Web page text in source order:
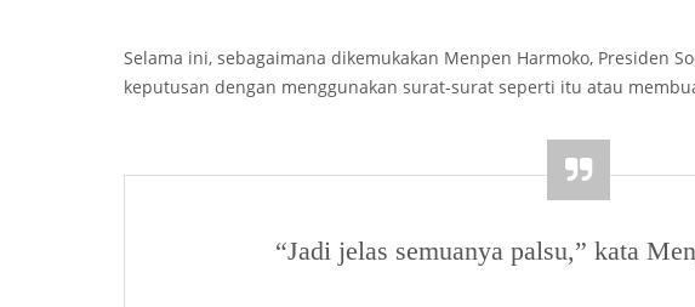
Selama ini, sebagaimana dikemukakan Menpen Harmoko, Presiden
keputusan dengan menggunakan surat-surat seperti itu atau
“Jadi jelas semuanya palsu,” kata